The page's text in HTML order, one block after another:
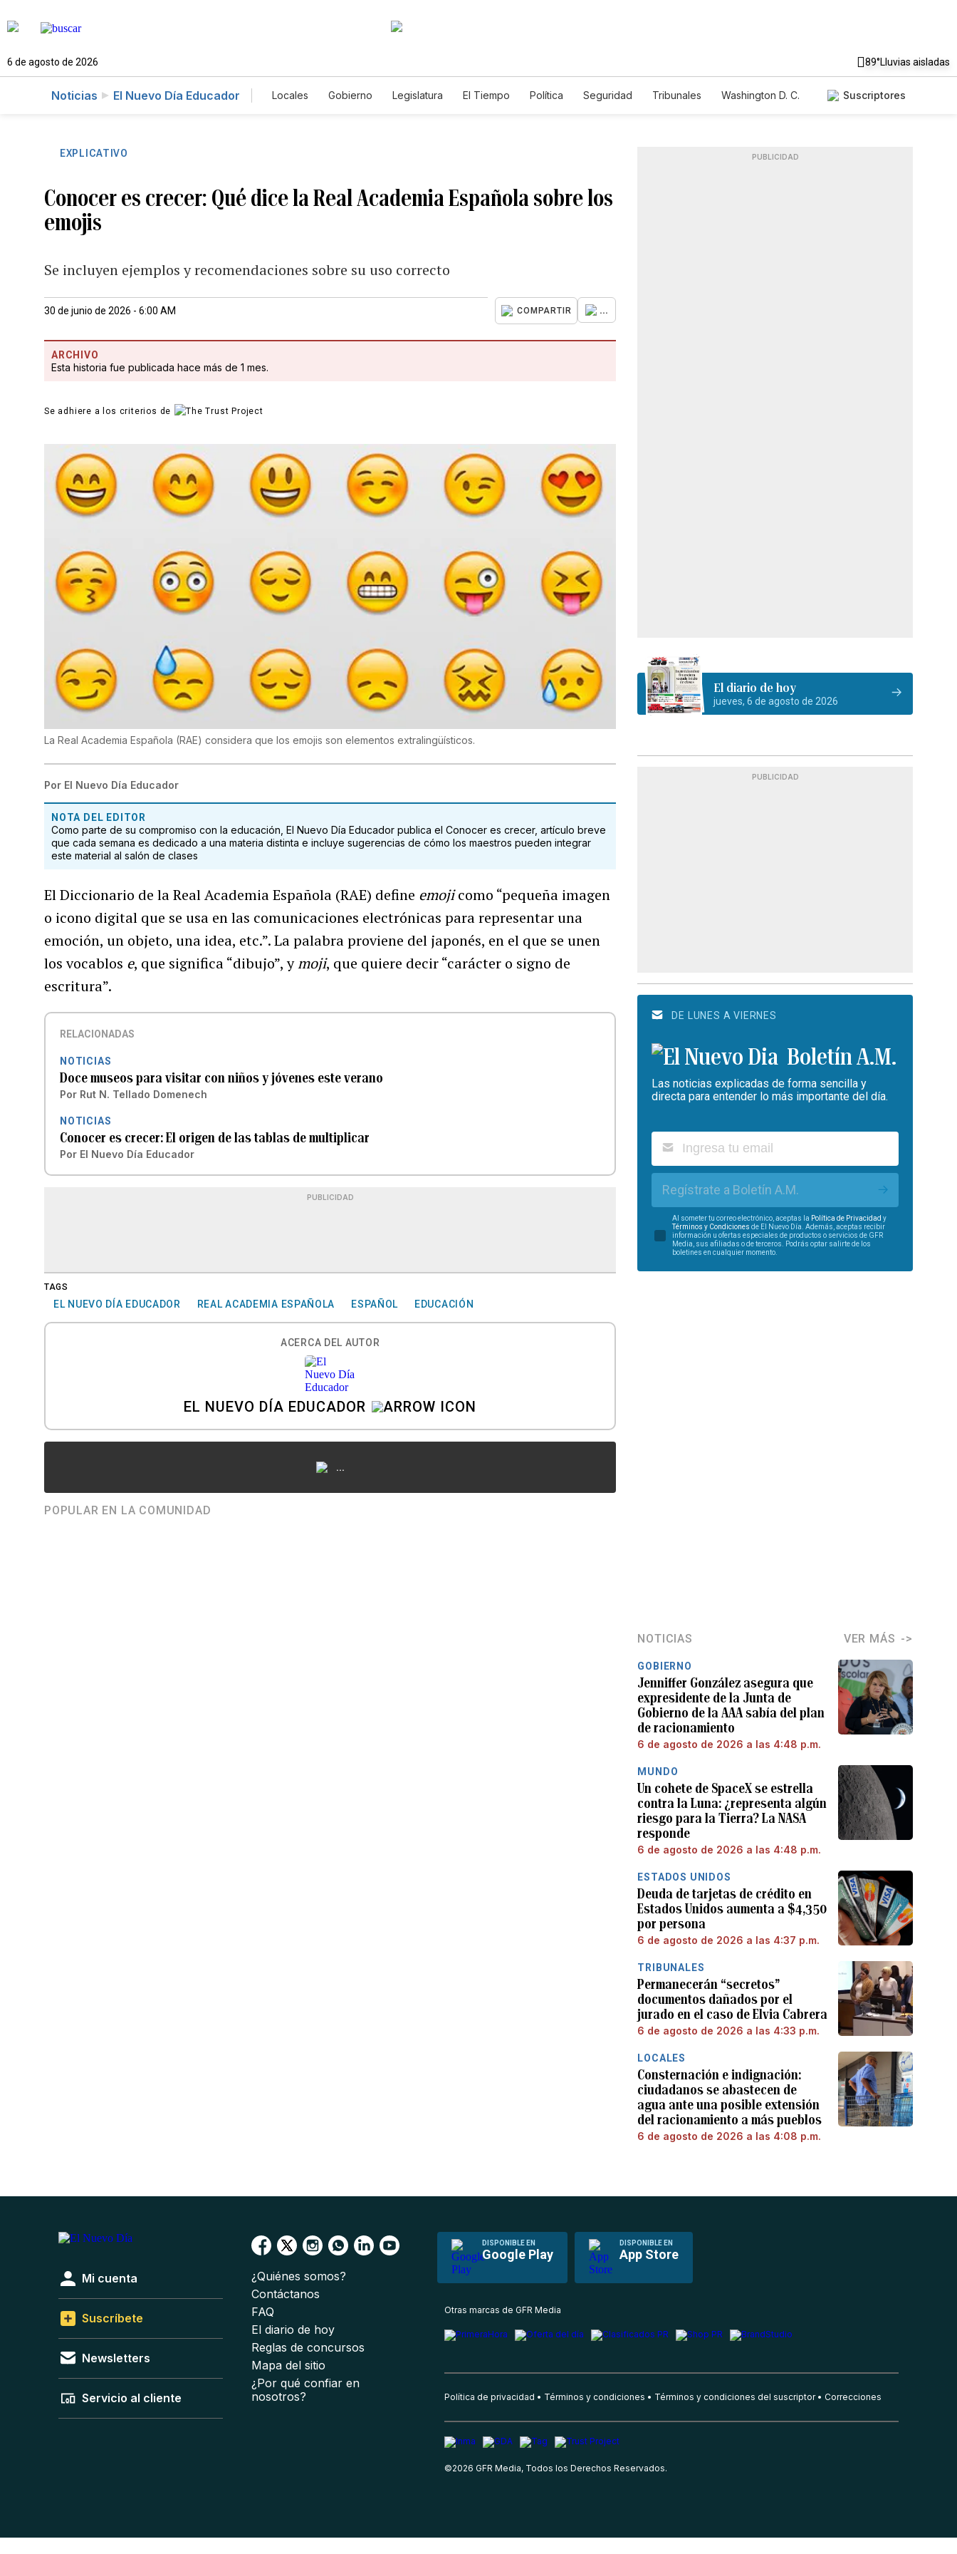
6 de agosto de 2026 89°Lluvias aisladas
Noticias El Nuevo Día Educador Locales Gobierno Legislatura El Tiempo Política Seguridad Tribunales
Washington D. C.
Suscriptores
EXPLICATIVO
Conocer es crecer: Qué dice la Real Academia Española sobre los
emojis
Se incluyen ejemplos y recomendaciones sobre su uso correcto
30 de junio de 2026 - 6:00 AM COMPARTIR ...
ARCHIVO
Esta historia fue publicada hace más de 1 mes.
Se adhiere a los criterios de
La Real Academia Española (RAE) considera que los emojis son elementos extralingüísticos.
Por El Nuevo Día Educador
NOTA DEL EDITOR
Como parte de su compromiso con la educación, El Nuevo Día Educador publica el Conocer es crecer, artículo breve
que cada semana es dedicado a una materia distinta e incluye sugerencias de cómo los maestros pueden integrar
este material al salón de clases
El Diccionario de la Real Academia Española (RAE) define emojicomo “pequeña imagen
o icono digital que se usa en las comunicaciones electrónicas para representar una
emoción, un objeto, una idea, etc.”. La palabra proviene del japonés, en el que se unen
los vocablos e, que significa “dibujo”, ymoji, que quiere decir “carácter o signo de
escritura”.
RELACIONADAS
NOTICIAS
Doce museos para visitar con niños y jóvenes este verano
Por Rut N. Tellado Domenech
NOTICIAS
Conocer es crecer: El origen de las tablas de multiplicar
Por El Nuevo Día Educador
PUBLICIDAD
TAGS
EL NUEVO DÍA EDUCADOR REAL ACADEMIA ESPAÑOLA ESPAÑOL EDUCACIÓN
ACERCA DEL AUTOR
EL NUEVO DÍA EDUCADOR
...
POPULAR EN LA COMUNIDAD
PUBLICIDAD
El diario de hoy
jueves, 6 de agosto de 2026
PUBLICIDAD
DE LUNES A VIERNES
Boletín A.M.
Las noticias explicadas de forma sencilla y
directa para entender lo más importante del día.
Regístrate a Boletín A.M.
Al someter tu correo electrónico, aceptas la Política de Privacidad y
Términos y Condiciones de El Nuevo Día. Además, aceptas recibir
información u ofertas especiales de productos o servicios de GFR
Media, sus afiliadas o de terceros. Podrás optar salirte de los
boletines en cualquier momento.
NOTICIAS VER MÁS
GOBIERNO
Jenniffer González asegura que
expresidente de la Junta de
Gobierno de la AAA sabía del plan
de racionamiento
6 de agosto de 2026 a las 4:48 p.m.
MUNDO
Un cohete de SpaceX se estrella
contra la Luna: ¿representa algún
riesgo para la Tierra? La NASA
responde
6 de agosto de 2026 a las 4:48 p.m.
ESTADOS UNIDOS
Deuda de tarjetas de crédito en
Estados Unidos aumenta a $4,350
por persona
6 de agosto de 2026 a las 4:37 p.m.
TRIBUNALES
Permanecerán “secretos”
documentos dañados por el
jurado en el caso de Elvia Cabrera
6 de agosto de 2026 a las 4:33 p.m.
LOCALES
Consternación e indignación:
ciudadanos se abastecen de
agua ante una posible extensión
del racionamiento a más pueblos
6 de agosto de 2026 a las 4:08 p.m.
DISPONIBLE EN
Google Play
DISPONIBLE EN
App Store
Mi cuenta
Suscríbete
Newsletters
Servicio al cliente
¿Quiénes somos?
Contáctanos
FAQ
El diario de hoy
Reglas de concursos
Mapa del sitio
¿Por qué confiar en
nosotros?
Otras marcas de GFR Media
Política de privacidad Términos y condiciones Términos y condiciones del suscriptor Correcciones
©2026 GFR Media, Todos los Derechos Reservados.